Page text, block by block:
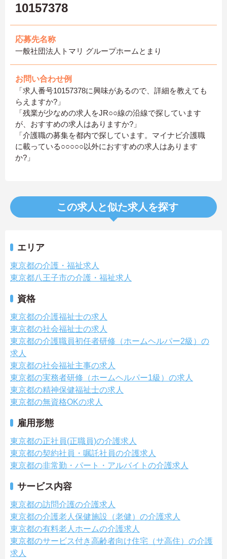
10157378
応募先名称
一般社団法人トマリ グループホームとまり
お問い合わせ例
「求人番号10157378に興味があるので、詳細を教えても
らえますか?」
「残業が少なめの求人をJR○○線の沿線で探しています
が、おすすめの求人はありますか?」
「介護職の募集を都内で探しています。マイナビ介護職
に載っている○○○○○以外におすすめの求人はあります
か?」
この求人と似た求人を探す
エリア
東京都の介護・福祉求人
東京都八王子市の介護・福祉求人
資格
東京都の介護福祉士の求人
東京都の社会福祉士の求人
東京都の介護職員初任者研修（ホームヘルパー2級）の
求人
東京都の社会福祉主事の求人
東京都の実務者研修（ホームヘルパー1級）の求人
東京都の精神保健福祉士の求人
東京都の無資格OKの求人
雇用形態
東京都の正社員(正職員)の介護求人
東京都の契約社員・嘱託社員の介護求人
東京都の非常勤・パート・アルバイトの介護求人
サービス内容
東京都の訪問介護の介護求人
東京都の介護老人保健施設（老健）の介護求人
東京都の有料老人ホームの介護求人
東京都のサービス付き高齢者向け住宅（サ高住）の介護
求人